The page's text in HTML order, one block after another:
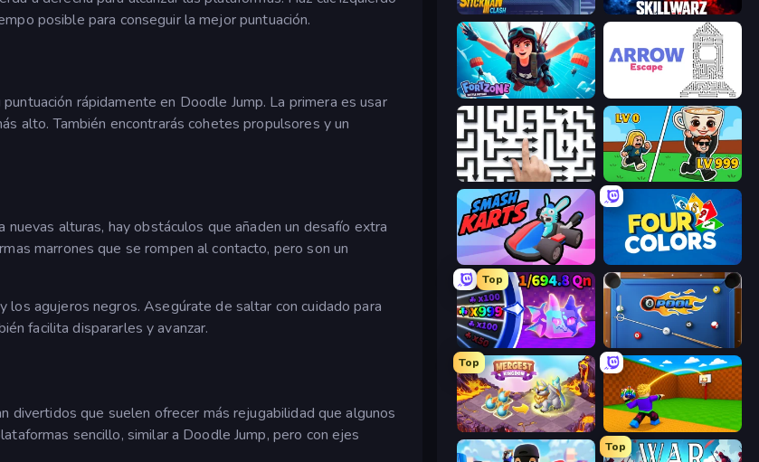
posible para conseguir la mejor puntuación.
rápidamente en Doodle Jump. La primera es usar
alto. También encontrarás cohetes propulsores y un
alturas, hay obstáculos que añaden un desafío extra
marrones que se rompen al contacto, pero son un
agujeros negros. Asegúrate de saltar con cuidado para
facilita dispararles y avanzar.
divertidos que suelen ofrecer más rejugabilidad que algunos
sencillo, similar a Doodle Jump, pero con ejes
Stickman Clash SkillWarz
Fortzone Battle Royale Arrow Escape
Arrow Escape: Puzzle Brainrot Arena Online
Smash Karts
Top
Meeland.io 8 Ball Pool
Top
Mergest Kingdom Throw a Lucky Block
Top